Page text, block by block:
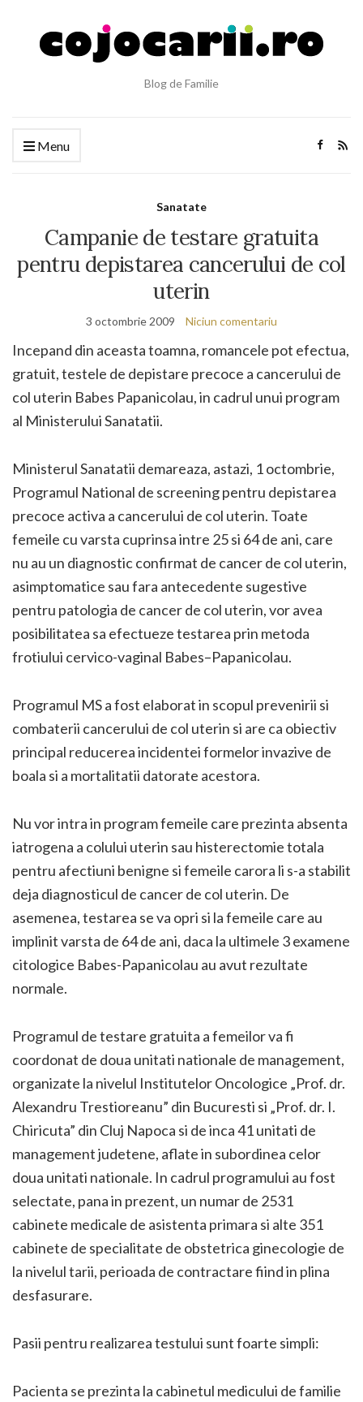
Blog de Familie
Menu
Sanatate
Campanie de testare gratuita
pentru depistarea cancerului de col
uterin
3 octombrie 2009 Niciun comentariu
Incepand din aceasta toamna, romancele pot efectua,
gratuit, testele de depistare precoce a cancerului de
col uterin Babes Papanicolau, in cadrul unui program
al Ministerului Sanatatii.
Ministerul Sanatatii demareaza, astazi, 1 octombrie,
Programul National de screening pentru depistarea
precoce activa a cancerului de col uterin. Toate
femeile cu varsta cuprinsa intre 25 si 64 de ani, care
nu au un diagnostic confirmat de cancer de col uterin,
asimptomatice sau fara antecedente sugestive
pentru patologia de cancer de col uterin, vor avea
posibilitatea sa efectueze testarea prin metoda
frotiului cervico-vaginal Babes–Papanicolau.
Programul MS a fost elaborat in scopul prevenirii si
combaterii cancerului de col uterin si are ca obiectiv
principal reducerea incidentei formelor invazive de
boala si a mortalitatii datorate acestora.
Nu vor intra in program femeile care prezinta absenta
iatrogena a colului uterin sau histerectomie totala
pentru afectiuni benigne si femeile carora li s-a stabilit
deja diagnosticul de cancer de col uterin. De
asemenea, testarea se va opri si la femeile care au
implinit varsta de 64 de ani, daca la ultimele 3 examene
citologice Babes-Papanicolau au avut rezultate
normale.
Programul de testare gratuita a femeilor va fi
coordonat de doua unitati nationale de management,
organizate la nivelul Institutelor Oncologice „Prof. dr.
Alexandru Trestioreanu” din Bucuresti si „Prof. dr. I.
Chiricuta” din Cluj Napoca si de inca 41 unitati de
management judetene, aflate in subordinea celor
doua unitati nationale. In cadrul programului au fost
selectate, pana in prezent, un numar de 2531
cabinete medicale de asistenta primara si alte 351
cabinete de specialitate de obstetrica ginecologie de
la nivelul tarii, perioada de contractare fiind in plina
desfasurare.
Pasii pentru realizarea testului sunt foarte simpli:
Pacienta se prezinta la cabinetul medicului de familie